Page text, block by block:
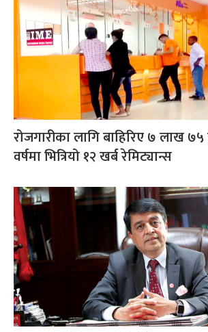
रोजगारीका लागि बाहिरिए ७ लाख
वर्षमा भित्रियो १२ खर्ब रेमिट्यान्स